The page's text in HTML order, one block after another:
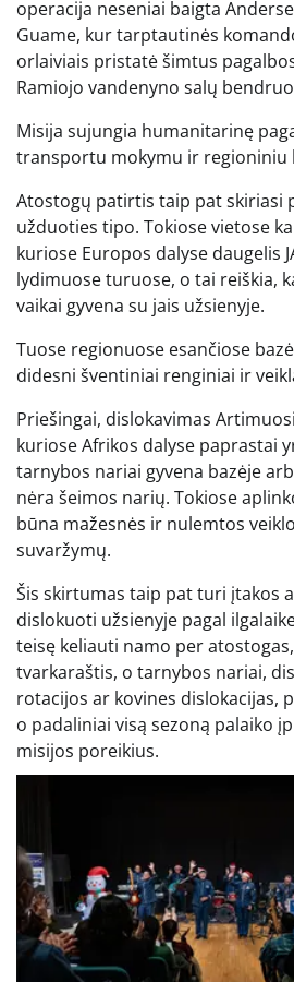
operacija neseniai baigta
Guame, kur tarptautinės
orlaiviais pristatė šimtus
Ramiojo vandenyno salų
Misija sujungia humanitarinę
transportu mokymu ir regioniniu
Atostogų patirtis taip pat skiriasi
užduoties tipo. Tokiose vietose
kuriose Europos dalyse daugelis
lydimuose turuose, o tai reiškia,
vaikai gyvena su jais užsienyje.
Tuose regionuose esančiose
didesni šventiniai renginiai ir
Priešingai, dislokavimas
kuriose Afrikos dalyse paprastai
tarnybos nariai gyvena bazėje
nėra šeimos narių. Tokiose
būna mažesnės ir nulemtos
suvaržymų.
Šis skirtumas taip pat turi įtakos
dislokuoti užsienyje pagal
teisę keliauti namo per
tvarkaraštis, o tarnybos nariai,
rotacijos ar kovines dislokacijas,
o padaliniai visą sezoną palaiko
misijos poreikius.